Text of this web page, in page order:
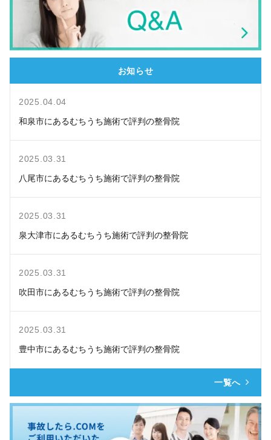
お知らせ
2025.04.04
和泉市にあるむちうち施術で評判の整骨院
2025.03.31
八尾市にあるむちうち施術で評判の整骨院
2025.03.31
泉大津市にあるむちうち施術で評判の整骨院
2025.03.31
吹田市にあるむちうち施術で評判の整骨院
2025.03.31
豊中市にあるむちうち施術で評判の整骨院
一覧へ